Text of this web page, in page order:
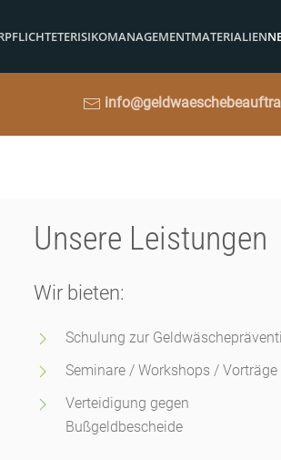
RISIKOMANAGEMENTMATERIALIEN
Unsere Leistungen
Wir bieten:
Schulung zur
Seminare / Workshops / Vorträge
Verteidigung gegen
Bußgeldbescheide